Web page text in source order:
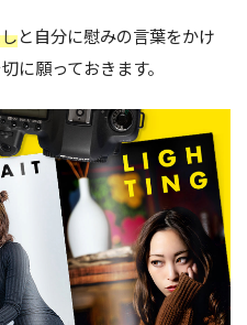
と自分に慰みの言葉をかけ
に願っておきます。